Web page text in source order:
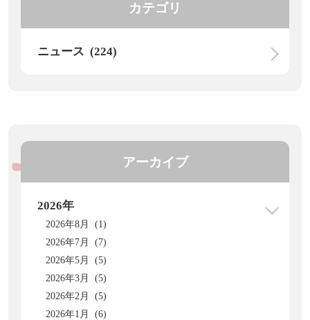
カテゴリ
ニュース (224)
アーカイブ
2026年
2026年8月 (1)
2026年7月 (7)
2026年5月 (5)
2026年3月 (5)
2026年2月 (5)
2026年1月 (6)